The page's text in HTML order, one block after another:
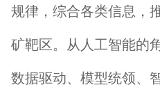
规律，综合各类信息，
矿靶区。从人工智能的
数据驱动、模型统领、